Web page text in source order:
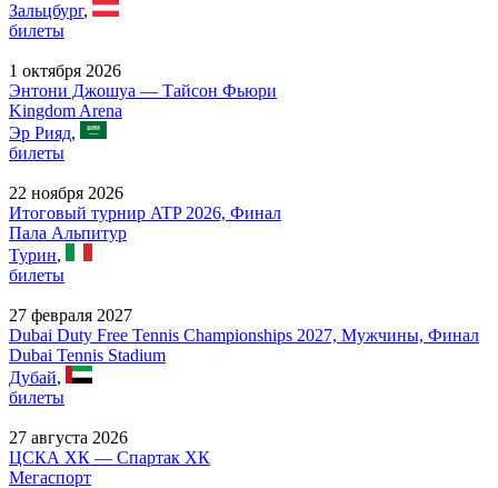
Зальцбург,
билеты
1 октября 2026
Энтони Джошуа — Тайсон Фьюри
Kingdom Arena
Эр Рияд,
билеты
22 ноября 2026
Итоговый турнир ATP 2026, Финал
Пала Альпитур
Турин,
билеты
27 февраля 2027
Dubai Duty Free Tennis Championships 2027, Мужчины, Финал
Dubai Tennis Stadium
Дубай,
билеты
27 августа 2026
ЦСКА ХК — Спартак ХК
Мегаспорт